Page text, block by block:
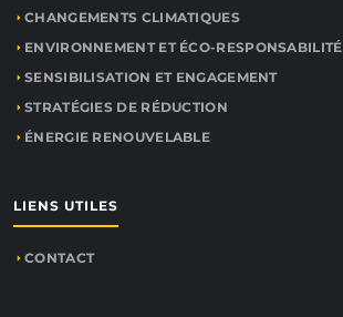
CHANGEMENTS CLIMATIQUES
ENVIRONNEMENT ET ÉCO-RESPONSABILITÉ
SENSIBILISATION ET ENGAGEMENT
STRATÉGIES DE RÉDUCTION
ÉNERGIE RENOUVELABLE
LIENS UTILES
CONTACT